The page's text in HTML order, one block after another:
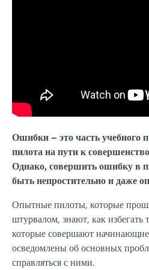
Ошибки – это часть учебного
пилота на пути к
Однако, совершить ошибку в
быть непростительно и даже
Опытные пилоты, которые
штурвалом, знают, как
которые совершают
осведомлены об основных
справляться с ними.